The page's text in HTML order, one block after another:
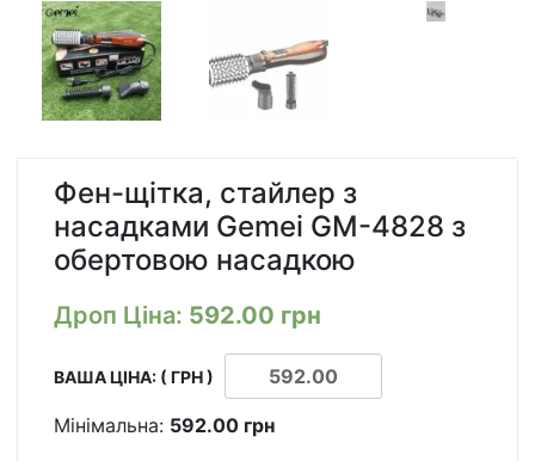
Фен-щітка, стайлер з
насадками Gemei GM-4828 з
обертовою насадкою
Дроп Ціна: 592.00 грн
ВАША ЦІНА: ( ГРН )
Мінімальна: 592.00 грн